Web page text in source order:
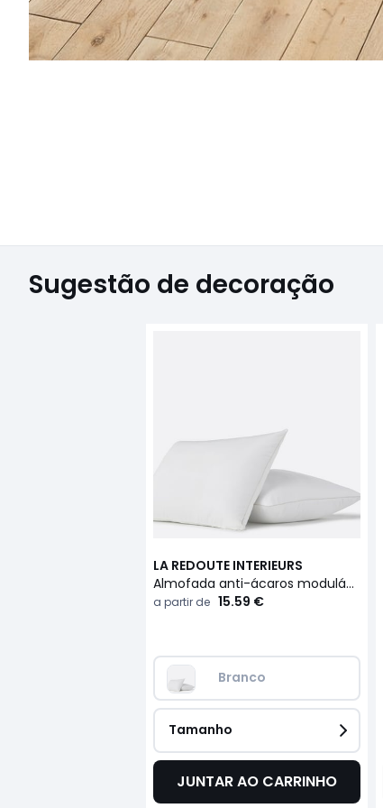
Sugestão de decoração
LA REDOUTE INTERIEURS
Almofada anti-ácaros modulável premium
a partir de 15.59 €
Branco
Tamanho
JUNTAR AO CARRINHO